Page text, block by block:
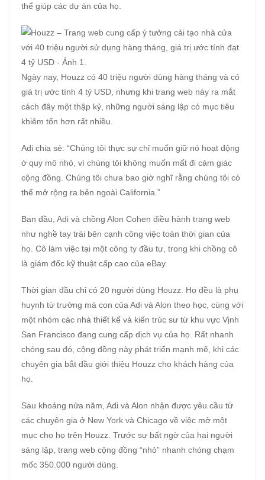
thể giúp các dự án của họ.
Ngày nay, Houzz có 40 triệu người dùng hàng tháng và có
giá trị ước tính 4 tỷ USD, nhưng khi trang web này ra mắt
cách đây một thập kỷ, những người sáng lập có mục tiêu
khiêm tốn hơn rất nhiều.
Adi chia sẻ: “Chúng tôi thực sự chỉ muốn giữ nó hoạt động
ở quy mô nhỏ, vì chúng tôi không muốn mất đi cảm giác
cộng đồng. Chúng tôi chưa bao giờ nghĩ rằng chúng tôi có
thể mở rộng ra bên ngoài California.”
Ban đầu, Adi và chồng Alon Cohen điều hành trang web
như nghề tay trái bên cạnh công việc toàn thời gian của
họ. Cô làm việc tại một công ty đầu tư, trong khi chồng cô
là giám đốc kỹ thuật cấp cao của eBay.
Thời gian đầu chỉ có 20 người dùng Houzz. Họ đều là phụ
huynh từ trường mà con của Adi và Alon theo học, cùng với
một nhóm các nhà thiết kế và kiến trúc sư từ khu vực Vịnh
San Francisco đang cung cấp dịch vụ của họ. Rất nhanh
chóng sau đó, cộng đồng này phát triển mạnh mẽ, khi các
chuyên gia bắt đầu giới thiệu Houzz cho khách hàng của
họ.
Sau khoảng nửa năm, Adi và Alon nhận được yêu cầu từ
các chuyên gia ở New York và Chicago về việc mở một
mục cho họ trên Houzz. Trước sự bất ngờ của hai người
sáng lập, trang web cộng đồng “nhỏ” nhanh chóng chạm
mốc 350.000 người dùng.